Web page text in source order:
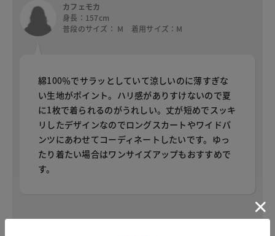
カフェモカ
身長：157cm
普段のサイズ： M 着用サイズ：M
綿100％でサラッとしていて涼しいのに薄すぎな
い生地がポイント。ハリ感がありすけないので夏
に1枚で着られるのがうれしい。丈が短めでスッキ
リしたデザインなのでロングスカートやワイドパ
ンツにあわせてコーディネートしたいです。ゆっ
たり着たい場合はワンサイズアップもおすすめで
す。